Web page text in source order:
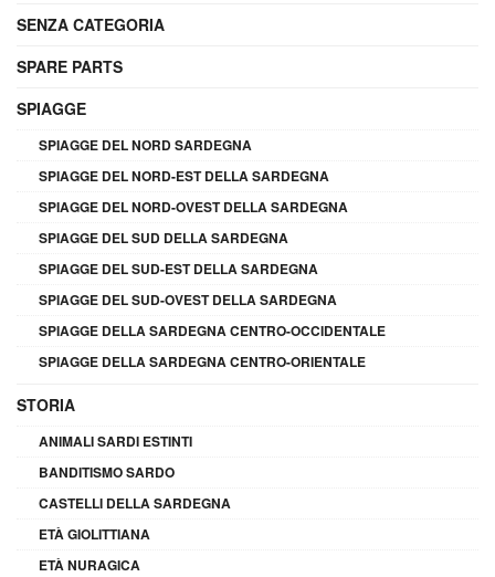
SENZA CATEGORIA
SPARE PARTS
SPIAGGE
SPIAGGE DEL NORD SARDEGNA
SPIAGGE DEL NORD-EST DELLA SARDEGNA
SPIAGGE DEL NORD-OVEST DELLA SARDEGNA
SPIAGGE DEL SUD DELLA SARDEGNA
SPIAGGE DEL SUD-EST DELLA SARDEGNA
SPIAGGE DEL SUD-OVEST DELLA SARDEGNA
SPIAGGE DELLA SARDEGNA CENTRO-OCCIDENTALE
SPIAGGE DELLA SARDEGNA CENTRO-ORIENTALE
STORIA
ANIMALI SARDI ESTINTI
BANDITISMO SARDO
CASTELLI DELLA SARDEGNA
ETÀ GIOLITTIANA
ETÀ NURAGICA